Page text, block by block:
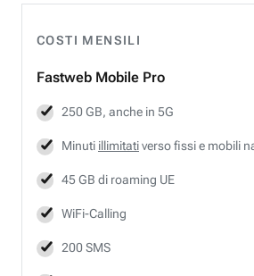
COSTI MENSILI
Fastweb Mobile Pro
250 GB, anche in 5G
Minuti illimitativerso fissi e mobili
45 GB di roaming UE
WiFi-Calling
200 SMS